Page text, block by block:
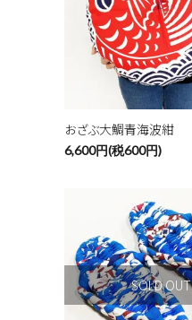
おざぶ大鯛青海波紺
6,600円(税600円)
SOLD OUT